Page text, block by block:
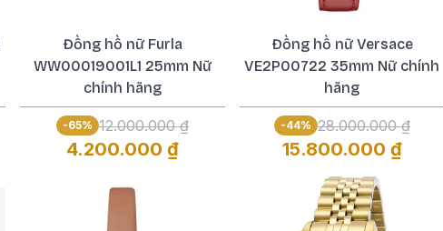
Đồng hồ nữ Furla
WW00019001L1 25mm Nữ
chính hãng
-65% 12.000.000 ₫
4.200.000 ₫
Đồng hồ nữ Versace
VE2P00722 35mm Nữ chính
hãng
-44% 28.000.000 ₫
15.800.000 ₫